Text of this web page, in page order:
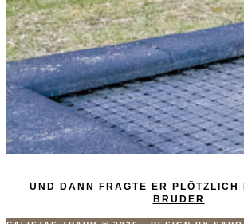
UND DANN FRAGTE ER PLÖTZLICH
BRUDER